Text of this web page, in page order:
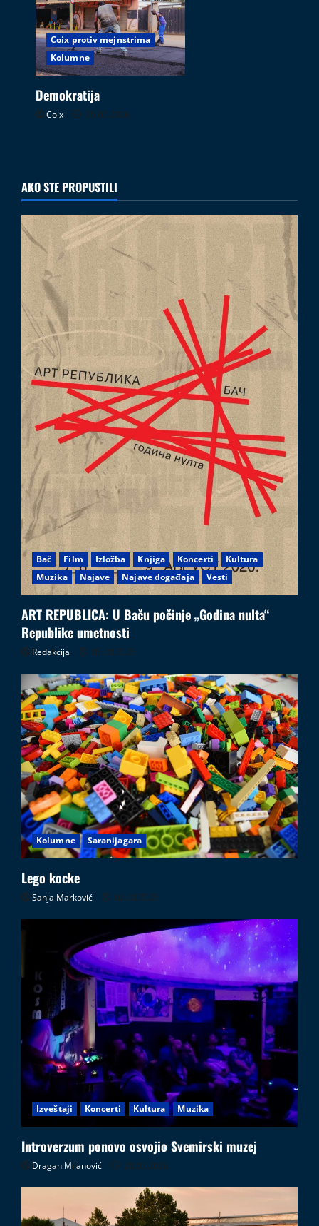
Coix protiv mejnstrima
Kolumne
Demokratija
Coix 25.07.2026
AKO STE PROPUSTILI
Bač Film Izložba Knjiga Koncerti
Kultura
Muzika
Najave Najave događaja Vesti
ART REPUBLICA: U Baču počinje „Godina nulta“
Republike umetnosti
Redakcija 05.08.2026
Kolumne Saranijagara
Lego kocke
Sanja Marković 02.08.2026
Izveštaji Koncerti Kultura Muzika
Introverzum ponovo osvojio Svemirski muzej
Dragan Milanović 28.07.2026